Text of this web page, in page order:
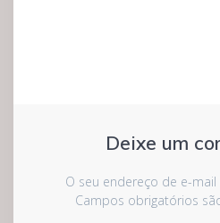
Deixe um
O seu endereço de e-
Campos obrigatórios